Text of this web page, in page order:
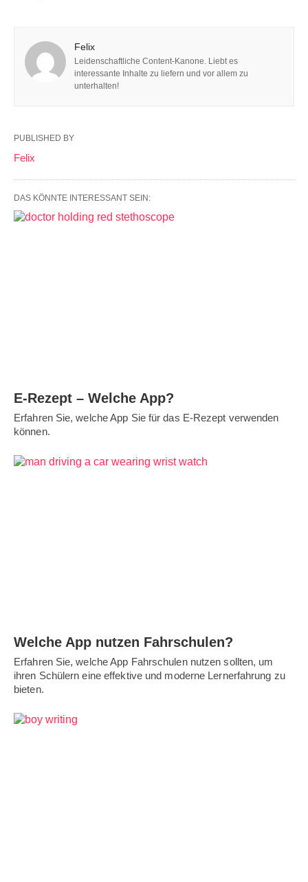
Felix
Leidenschaftliche Content-Kanone. Liebt es
interessante Inhalte zu liefern und vor allem zu
unterhalten!
PUBLISHED BY
Felix
DAS KÖNNTE INTERESSANT SEIN:
E-Rezept – Welche App?
Erfahren Sie, welche App Sie für das E-Rezept verwenden
können.
Welche App nutzen Fahrschulen?
Erfahren Sie, welche App Fahrschulen nutzen sollten, um
ihren Schülern eine effektive und moderne Lernerfahrung zu
bieten.